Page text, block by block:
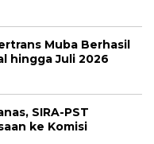
Muba Berhasil
hingga Juli 2026
SIRA-PST
ke Komisi